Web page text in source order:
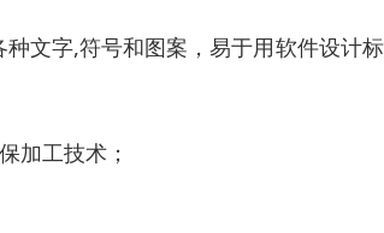
文字,符号和图案，易于用软件设计
加工技术；